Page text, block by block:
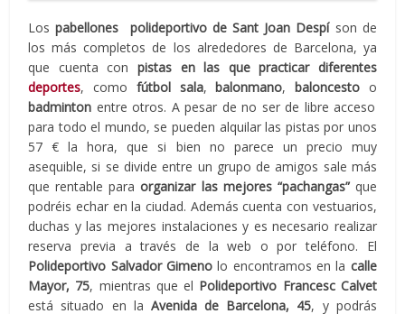
Lospabellones polideportivo de Sant Joan Despíson de
los más completos de los alrededores de Barcelona, ya
que cuenta con pistas en las que practicar diferentes
deportes, como fútbol sala, balonmano, baloncesto o
badminton entre otros. A pesar de no ser de libre acceso
para todo el mundo, se pueden alquilar las pistas por unos
57 € la hora, que si bien no parece un precio muy
asequible, si se divide entre un grupo de amigos sale más
que rentable paraorganizar las mejores “pachangas”que
podréis echar en la ciudad. Además cuenta con vestuarios,
duchas y las mejores instalaciones y es necesario realizar
reserva previa a través de la web o por teléfono. El
Polideportivo Salvador Gimenolo encontramos en la calle
Mayor, 75, mientras que el Polideportivo Francesc Calvet
está situado en la Avenida de Barcelona, 45, y podrás